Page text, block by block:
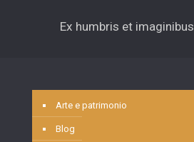
Ex humbris et imaginibus
Arte e patrimonio
Blog